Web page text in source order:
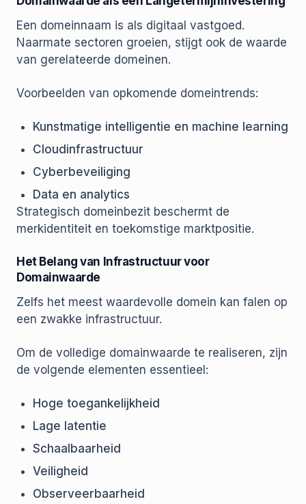
Een domeinnaam is als digitaal vastgoed.
Naarmate sectoren groeien, stijgt ook de waarde
van gerelateerde domeinen.
Voorbeelden van opkomende domeintrends:
Kunstmatige intelligentie en machine learning
Cloudinfrastructuur
Cyberbeveiliging
Data en analytics
Strategisch domeinbezit beschermt de
merkidentiteit en toekomstige marktpositie.
Het Belang van Infrastructuur voor
Domainwaarde
Zelfs het meest waardevolle domein kan falen op
een zwakke infrastructuur.
Om de volledige domainwaarde te realiseren, zijn
de volgende elementen essentieel:
Hoge toegankelijkheid
Lage latentie
Schaalbaarheid
Veiligheid
Observeerbaarheid